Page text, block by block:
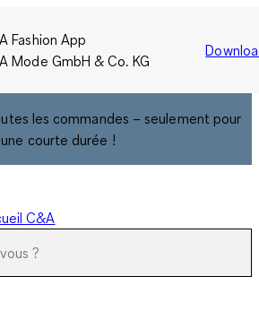
Fashion App
Mode GmbH & Co. KG
les commandes – seulement pour
une courte durée !
C&A